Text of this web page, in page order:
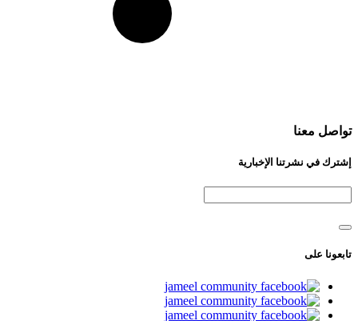
تواصل معنا
إشترك في نشرتنا الإخبارية
تابعونا على